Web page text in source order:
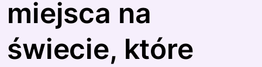
miejsca na
świecie, które